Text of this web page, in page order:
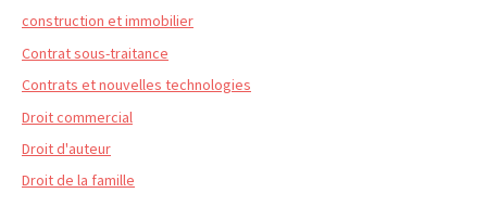
construction et immobilier
Contrat sous-traitance
Contrats et nouvelles technologies
Droit commercial
Droit d'auteur
Droit de la famille